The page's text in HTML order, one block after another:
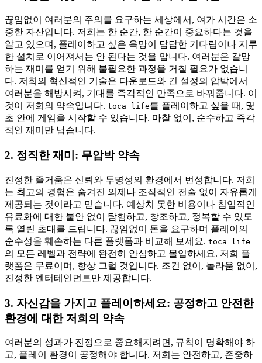
끊임없이 여러분의 주의를 요구하는 세상에서, 여가 시간은 소
중한 자산입니다. 저희는 한 순간, 한 순간이 중요하다는 것을
알고 있으며, 플레이하고 싶은 욕망이 답답한 기다림이나 지루
한 설치로 이어져서는 안 된다는 것을 압니다. 여러분은 갈망
하는 재미를 얻기 위해 불필요한 과정을 거칠 필요가 없습니
다. 저희의 혁신적인 기술은 다운로드와 긴 설정의 압박에서
여러분을 해방시켜, 기대를 즉각적인 만족으로 바꿔줍니다. 이
것이 저희의 약속입니다. toca life를 플레이하고 싶을 때, 몇
초 안에 게임을 시작할 수 있습니다. 마찰 없이, 순수하고 즉각
적인 재미만 남습니다.
2. 정직한 재미: 무압박 약속
진정한 즐거움은 신뢰와 투명성의 환경에서 번성합니다. 저희
는 최고의 경험은 숨겨진 의제나 조작적인 전술 없이 자유롭게
제공되는 것이라고 믿습니다. 예상치 못한 비용이나 침입적인
유료화에 대한 불안 없이 탐험하고, 창조하고, 정복할 수 있도
록 열린 초대를 드립니다. 끊임없이 돈을 요구하며 플레이의
순수성을 훼손하는 다른 플랫폼과 비교해 보세요. toca life
의 모든 레벨과 전략에 완전히 안심하고 몰입하세요. 저희 플
랫폼은 무료이며, 항상 그럴 것입니다. 조건 없이, 놀라움 없이,
진정한 엔터테인먼트만 제공합니다.
3. 자신감을 가지고 플레이하세요: 공정하고 안전한
환경에 대한 저희의 약속
여러분의 성과가 진정으로 중요해지려면, 규칙이 명확해야 하
고, 플레이 환경이 공정해야 합니다. 저희는 안전하고, 존중하